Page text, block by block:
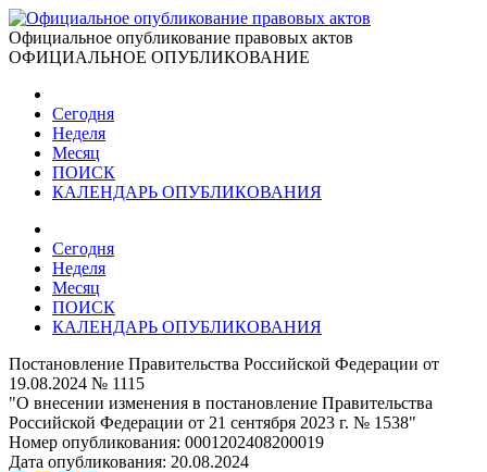
Официальное опубликование правовых актов
ОФИЦИАЛЬНОЕ ОПУБЛИКОВАНИЕ
Сегодня
Неделя
Месяц
ПОИСК
КАЛЕНДАРЬ ОПУБЛИКОВАНИЯ
Сегодня
Неделя
Месяц
ПОИСК
КАЛЕНДАРЬ ОПУБЛИКОВАНИЯ
Постановление Правительства Российской Федерации от
19.08.2024 № 1115
"О внесении изменения в постановление Правительства
Российской Федерации от 21 сентября 2023 г. № 1538"
Номер опубликования: 0001202408200019
Дата опубликования: 20.08.2024